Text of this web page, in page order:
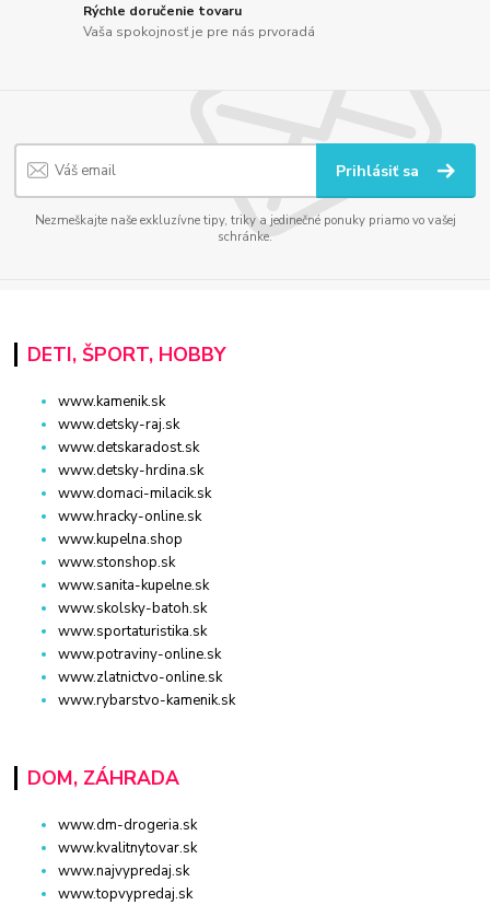
Rýchle doručenie tovaru
Vaša spokojnosť je pre nás prvoradá
Prihlásiť sa
Nezmeškajte naše exkluzívne tipy, triky a jedinečné ponuky priamo vo vašej
schránke.
DETI, ŠPORT, HOBBY
www.kamenik.sk
www.detsky-raj.sk
www.detskaradost.sk
www.detsky-hrdina.sk
www.domaci-milacik.sk
www.hracky-online.sk
www.kupelna.shop
www.stonshop.sk
www.sanita-kupelne.sk
www.skolsky-batoh.sk
www.sportaturistika.sk
www.potraviny-online.sk
www.zlatnictvo-online.sk
www.rybarstvo-kamenik.sk
DOM, ZÁHRADA
www.dm-drogeria.sk
www.kvalitnytovar.sk
www.najvypredaj.sk
www.topvypredaj.sk